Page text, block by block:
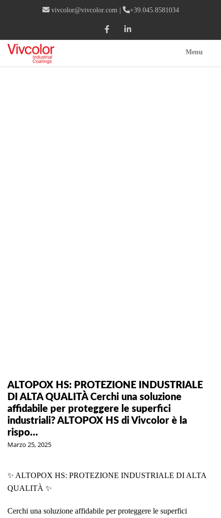
vivcolor@vivcolor.com | +39.045.8581034
Menu
ALTOPOX HS: PROTEZIONE INDUSTRIALE
DI ALTA QUALITÀ Cerchi una soluzione
affidabile per proteggere le superfici
industriali? ALTOPOX HS di Vivcolor è la
rispo…
Marzo 25, 2025
✨ ALTOPOX HS: PROTEZIONE INDUSTRIALE DI ALTA
QUALITÀ ✨
Cerchi una soluzione affidabile per proteggere le superfici